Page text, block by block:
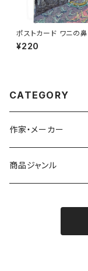
ポストカード ワニの
ング
¥220
CATEGORY
作家・メーカー
雨宮ひかる
商品ジャンル
シール／ステッカー